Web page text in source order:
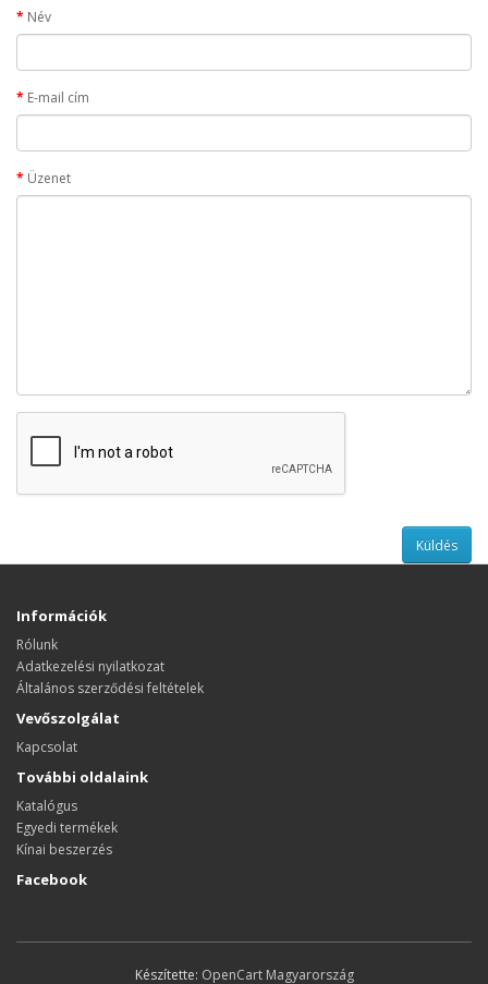
Név
E-mail cím
Üzenet
Információk
Rólunk
Adatkezelési nyilatkozat
Általános szerződési feltételek
Vevőszolgálat
Kapcsolat
További oldalaink
Katalógus
Egyedi termékek
Kínai beszerzés
Facebook
Készítette: OpenCart Magyarország